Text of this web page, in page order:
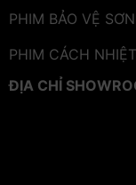
PHIM BẢO VỆ
PHIM CÁCH NHIỆT
ĐỊA CHỈ